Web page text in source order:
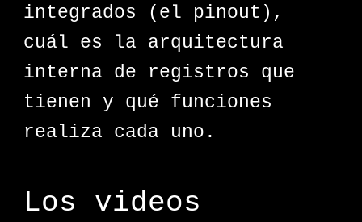
integrados (el pinout),
cuál es la arquitectura
interna de registros que
tienen y qué funciones
realiza cada uno.
Los videos